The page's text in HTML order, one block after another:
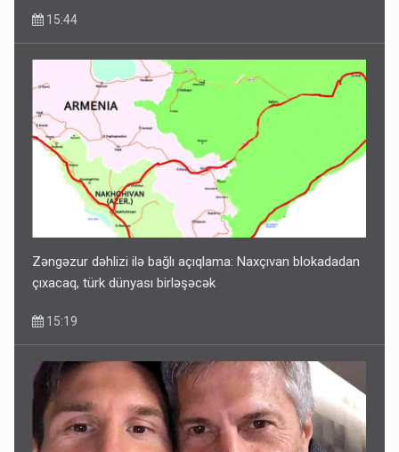
15:44
Zəngəzur dəhlizi ilə bağlı açıqlama: Naxçıvan blokadadan
çıxacaq, türk dünyası birləşəcək
15:19